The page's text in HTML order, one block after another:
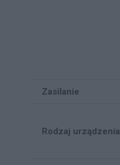
Zasilanie
Rodzaj urządzenia